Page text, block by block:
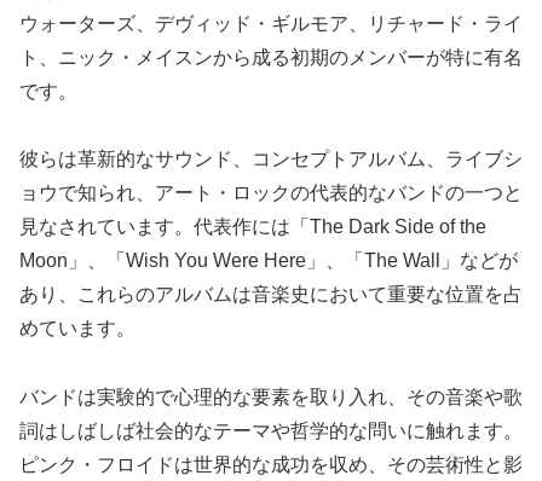
ウォーターズ、デヴィッド・ギルモア、リチャード・ライ
ト、ニック・メイスンから成る初期のメンバーが特に有名
です。
彼らは革新的なサウンド、コンセプトアルバム、ライブシ
ョウで知られ、アート・ロックの代表的なバンドの一つと
見なされています。代表作には「The Dark Side of the
Moon」、「Wish You Were Here」、「The Wall」などが
あり、これらのアルバムは音楽史において重要な位置を占
めています。
バンドは実験的で心理的な要素を取り入れ、その音楽や歌
詞はしばしば社会的なテーマや哲学的な問いに触れます。
ピンク・フロイドは世界的な成功を収め、その芸術性と影